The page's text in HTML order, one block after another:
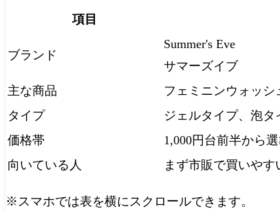
項目
ブランド
Summer's Eve
サマーズイブ
主な商品
フェミニンウォッ
タイプ
ジェルタイプ、泡
価格帯
1,000円台前半から
向いている人
まず市販で買いや
※スマホでは表を横にスクロールできます。